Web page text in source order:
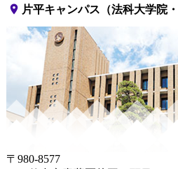
place 片平キャンパス（法科大学院
〒980-8577